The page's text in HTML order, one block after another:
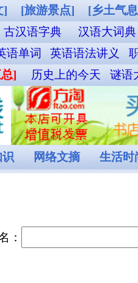
[乡土气息] [其他图片]
铁路12306购票
语大词典 成语词典查询
英汉双解词
法讲义 职称英语单词 外贸汉英词典
名
天 谜语大全 食物营养成分查询 菜谱
生活时尚 娱乐休闲
在继承和总结以前本草学成就的基础上